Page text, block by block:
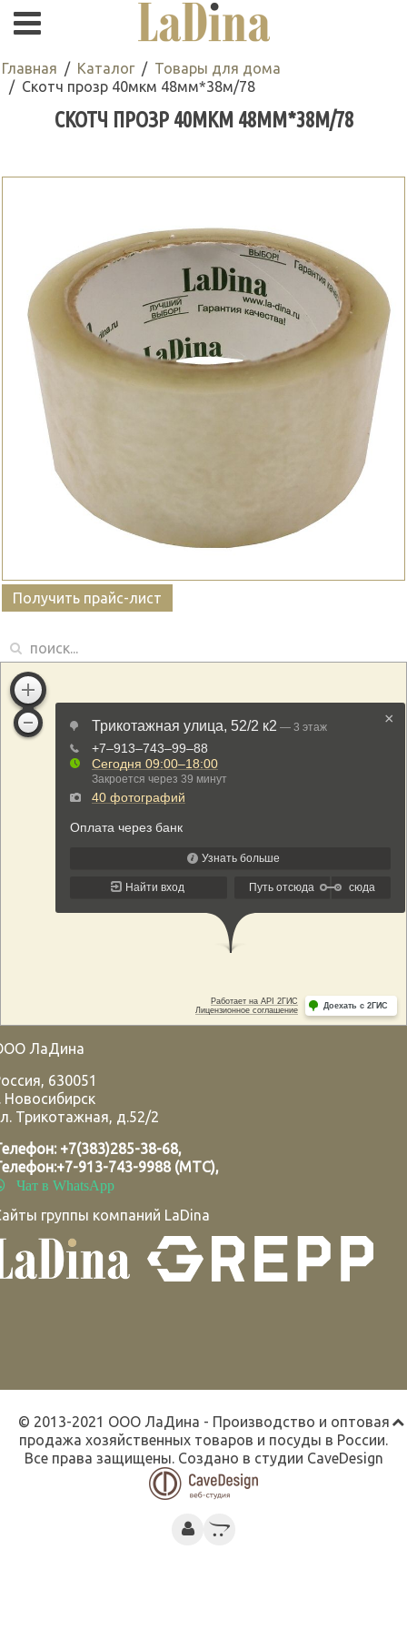
Главная Каталог
Товары для дома
Скотч прозр 40мкм 48мм*38м/78
СКОТЧ ПРОЗР 40МКМ 48ММ*38М/78
Получить прайс-лист
ЛаДина
, 630051
Новосибирск
Трикотажная, д.52/2
+7(383)285-38-68,
+7-913-743-9988 (МТС),
Чат в WhatsApp
группы компаний LaDina
© 2013-2021 ООО ЛаДина - Производство и оптовая
продажа хозяйственных товаров и посуды в России.
Все права защищены. Создано в студии CaveDesign